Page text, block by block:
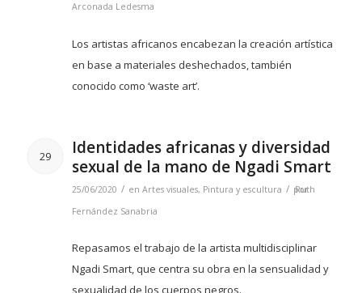
Arconada Ledesma
Los artistas africanos encabezan la creación artística
en base a materiales deshechados, también
conocido como ‘waste art’.
29
Identidades africanas y diversidad
sexual de la mano de Ngadi Smart
25/06/2020 / en Artes visuales, Pintura y escultura / por
Ruth
Fernández Sanabria
Repasamos el trabajo de la artista multidisciplinar
Ngadi Smart, que centra su obra en la sensualidad y
sexualidad de los cuerpos negros.